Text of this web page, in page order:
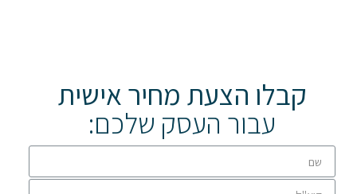
קבלו הצעת מחיר אישית
עבור העסק שלכם: